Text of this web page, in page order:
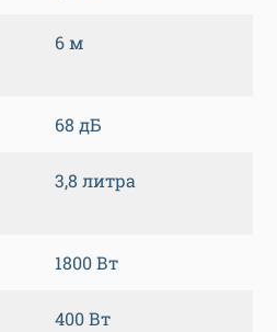
6 м
68 дБ
3,8 литра
1800 Вт
400 Вт